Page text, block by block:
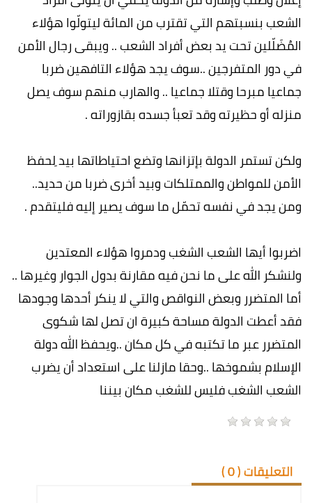
الشعب بنسبتهم التي تقترب من المائة ليتولّوا هؤلاء
المُضَلّلين تحت يد بعض أفراد الشعب .. ويبقى رجال الأمن
في دور المتفرجين ..سوف يجد هؤلاء التافهين ضربا
جماعيا مبرحا وقتلا جماعيا .. والهارب منهم سوف يصل
منزله أو حظيرته وقد تعبأ جسده بقازوراته .
ولكن تستمر الدولة بإتزانها وتضع احتياطاتها بيد ِلحفظ
الأمن للمواطن والممتلكات وبيد أخرى ضربا من حديد..
ومن يجد في نفسه تحمّل ما سوف يصير إليه فليتقدم .
اضربوا أيها الشعب الشغب ودمروا هؤلاء المعتدين
ولنشكر الله على ما نحن فيه مقارنة بدول الجوار وغيرها ..
أما المتضرر وبعض النواقص والتي لا ينكر أحدها وجودها
فقد أعطت الدولة مساحة كبيرة ان تصل لها شكوى
المتضرر عبر ما تكتبه في كل مكان ..ويحفظ الله دولة
الإسلام بشموخها ..وحقا مازلنا على استعداد أن يضرب
الشعب الشغب فليس للشغب مكان بيننا
التعليقات (0
)